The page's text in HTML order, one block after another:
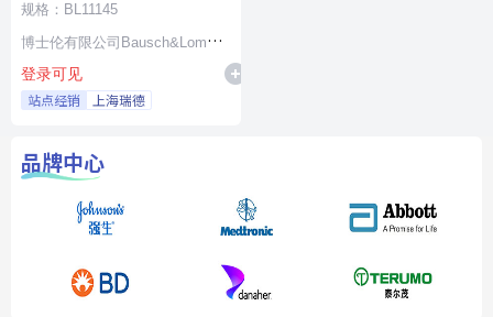
规格：BL11145
博士伦有限公司Bausch&Lomb
Incorporated
登录可见
站点经销 上海瑞德
品牌中心